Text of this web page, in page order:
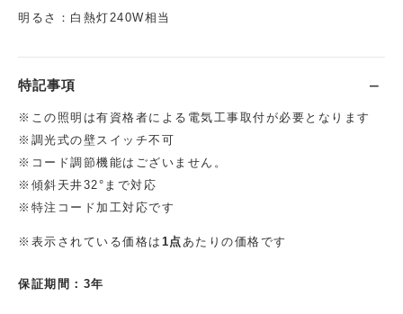
明るさ：白熱灯240W相当
特記事項
※この照明は有資格者による電気工事取付が必要となります
※調光式の壁スイッチ不可
※コード調節機能はございません。
※傾斜天井32°まで対応
※特注コード加工対応です
※表示されている価格は 1点あたりの価格です
保証期間：3年